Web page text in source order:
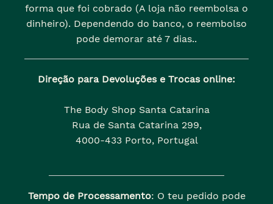
forma que foi cobrado (A loja não reembolsa o
dinheiro). Dependendo do banco, o reembolso
pode demorar até 7 dias..
Direção para Devoluções e Trocas online:
The Body Shop Santa Catarina
Rua de Santa Catarina 299,
4000-433 Porto, Portugal
Tempo de Processamento: O teu pedido pode